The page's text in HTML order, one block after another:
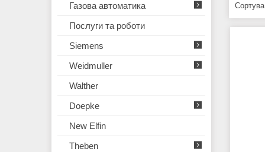
Газова автоматика
Послуги та роботи
Siemens
Weidmuller
Walther
Doepke
New Elfin
Theben